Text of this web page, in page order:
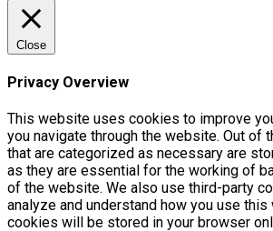
Close
Privacy Overview
This website uses cookies to improve
you navigate through the website. Out of
that are categorized as necessary are
as they are essential for the working of
of the website. We also use third-party
analyze and understand how you use
cookies will be stored in your browser